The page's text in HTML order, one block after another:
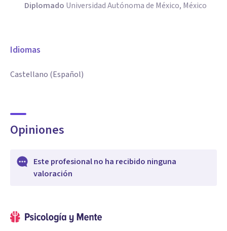
Diplomado Universidad Autónoma de México, México
Idiomas
Castellano (Español)
Opiniones
Este profesional no ha recibido ninguna
valoración